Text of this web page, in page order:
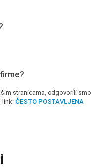
stranicama, odgovorili smo
link: ČESTO POSTAVLJENA